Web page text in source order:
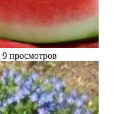
9 просмотров